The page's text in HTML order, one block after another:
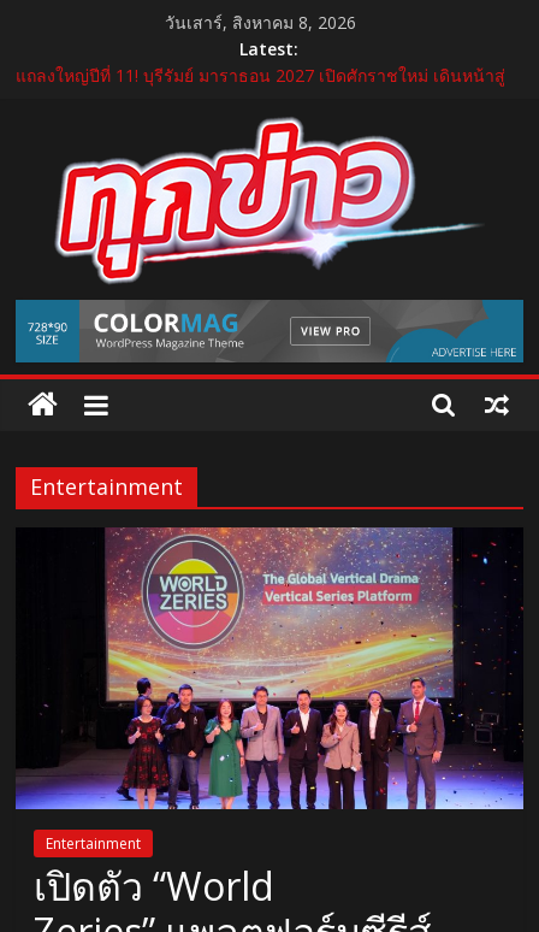
content
วันเสาร์, สิงหาคม 8, 2026
Latest:
แถลงใหญ่ปีที่ 11! บุรีรัมย์ มาราธอน 2027 เปิดศักราชใหม่ เดินหน้าสู่
อ้วยอันโอสถ รับรางวัล “สุดยอด SME แห่งชาติ ครั้งที่ 18” ตอกย้ำธุรกิจ
สมุนไพรไทยที่เติบโตด้วยมาตรฐาน นวัตกรรม และความโปร่งใส
บีโอไอผนึกพันธมิตรจัด THECA 2026 เชื่อมห่วงโซ่อิเล็กทรอนิกส์ หนุน
ไทยสู่ฐานผลิตเทคโนโลยีขั้นสูง
กระทรวงคมนาคม เปิดนิทรรศการ “เกษมสุขทุกค่ำเช้า” เฉลิม
พระชนมพรรษา พระบาทสมเด็จพระเจ้าอยู่หัว 28 กรกฎาคม 2569
“GDH” เปิดโผโปรเจกต์ใหม่ใน “GDH CIRCLES Feel Good โคจร
ความสุข สนุกกว่าที่เคย”
TukKhao
AllNews
Entertainment
Entertainment
เปิดตัว “World